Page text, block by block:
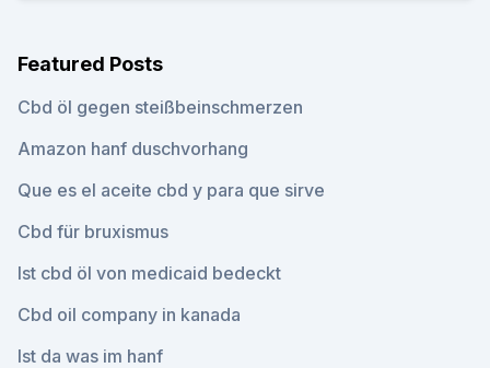
Featured Posts
Cbd öl gegen steißbeinschmerzen
Amazon hanf duschvorhang
Que es el aceite cbd y para que sirve
Cbd für bruxismus
Ist cbd öl von medicaid bedeckt
Cbd oil company in kanada
Ist da was im hanf